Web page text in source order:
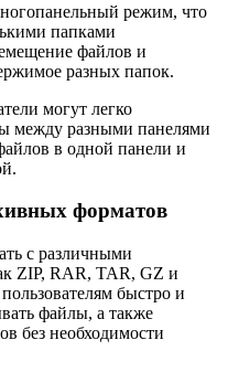
режим, что
папками
файлов и
разных папок.
могут легко
между разными панелями
в одной панели и
форматов
с различными
ZIP, RAR, TAR, GZ и
быстро и
файлы, а также
без необходимости